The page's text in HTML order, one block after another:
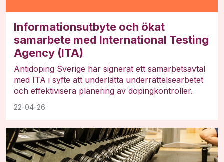
Informationsutbyte och ökat
samarbete med International Testing
Agency (ITA)
22-04-26
Antidoping Sverige har signerat ett samarbetsavtal
med ITA i syfte att underlätta underrättelsearbetet
och effektivisera planering av dopingkontroller.